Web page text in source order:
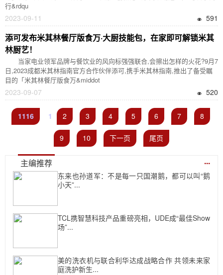
行&rdqu
2023-09-11 591
添可发布米其林餐厅版食万·大厨技能包，在家即可解锁米其
林厨艺！
当家电业领军品牌与餐饮业的风向标强强联合,会擦出怎样的火花?9月7
日,2023成都米其林指南官方合作伙伴添可,携手米其林指南,推出了备受瞩
目的「米其林餐厅版食万&middot
2023-09-07 520
1116 1 2 3 4 5 6 7 8
9 10 下一页 尾页
主编推荐 ...
东来也孙道军：不是每一只国潮鹅，都可以叫“鹅
小天”...
TCL携智慧科技产品重磅亮相，UDE成“最佳Show
场”...
美的洗衣机与联合利华达成战略合作 共领未来家
庭洗护新生...